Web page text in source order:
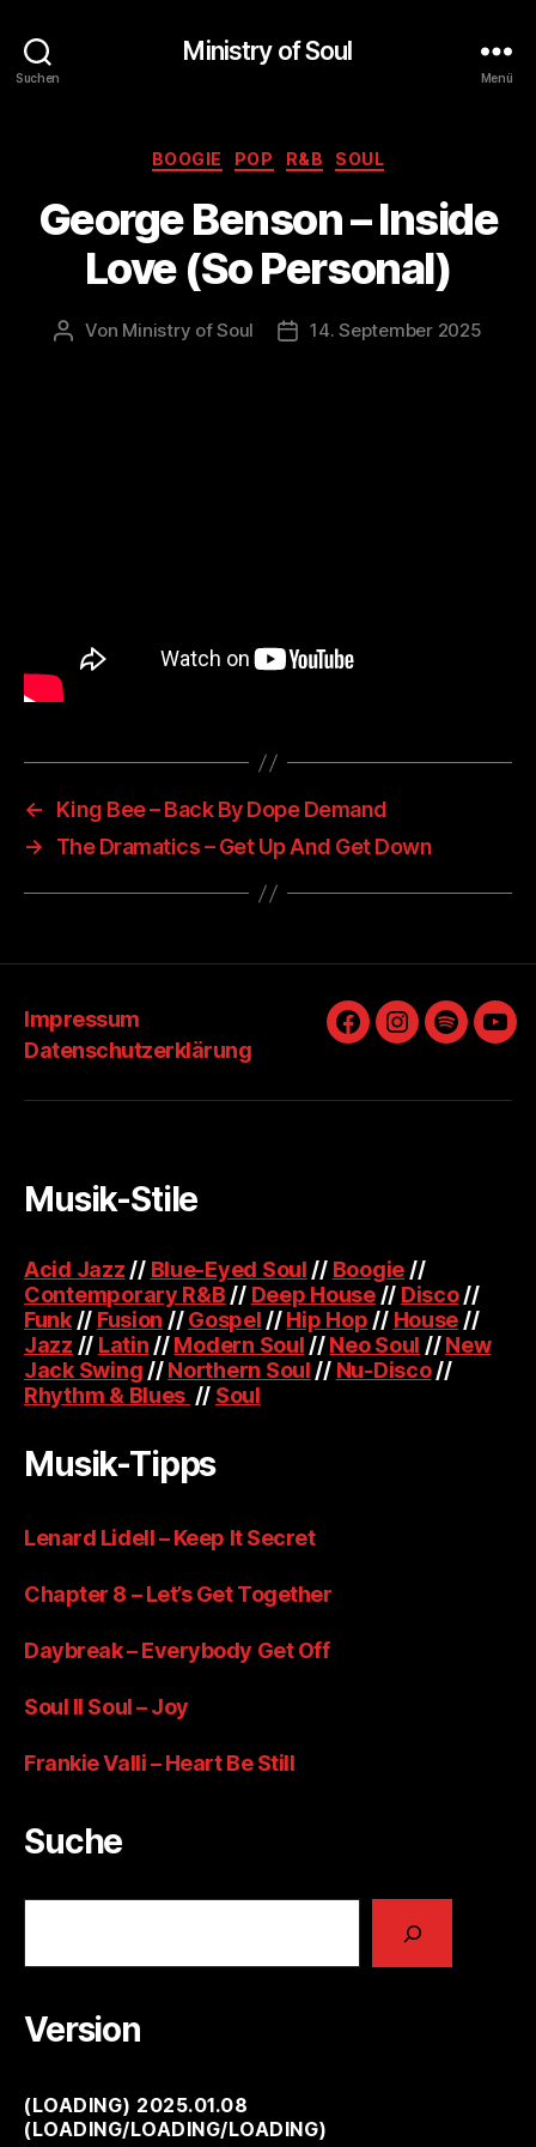
Suchen
Ministry of Soul
Menü
Kategorien
BOOGIE POP R&B SOUL
George Benson – Inside
Love (So Personal)
Beitragsautor
Von Ministry of Soul Veröffentlichungsdatum
14. September 2025
←
King Bee – Back By Dope Demand
→
The Dramatics – Get Up And Get Down
Impressum
Datenschutzerklärung
FacebookInstagram
Spotify
Musik-Stile
Acid Jazz // Blue-Eyed Soul // Boogie //
Contemporary R&B // Deep House// Disco//
Funk// Fusion //Gospel //Hip Hop // House //
Jazz // Latin //Modern Soul //Neo Soul //New
Jack Swing //Northern Soul // Nu-Disco//
Rhythm & Blues // Soul
Musik-Tipps
Lenard Lidell – Keep It Secret
Chapter 8 – Let’s Get Together
Daybreak – Everybody Get Off
Soul II Soul – Joy
Frankie Valli – Heart Be Still
Suche
Version
(LOADING) 2025.01.08
(LOADING/LOADING/LOADING)